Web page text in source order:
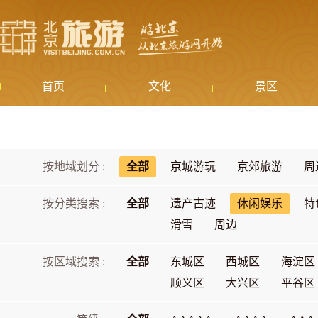
首页 文化 景区
按地域划分 : 全部 京城游玩 京郊旅游 周
按分类搜索 : 全部 遗产古迹 休闲娱乐
特
滑雪
周边
按区域搜索 : 全部 东城区 西城区
海淀区
顺义区
大兴区 平谷区